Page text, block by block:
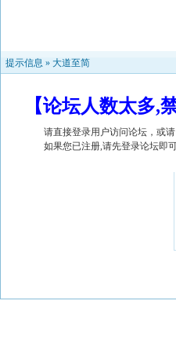
提示信息 » 大道至简
【论坛人数太多
请直接登录用户访问论坛，或请
如果您已注册,请先登录论坛即